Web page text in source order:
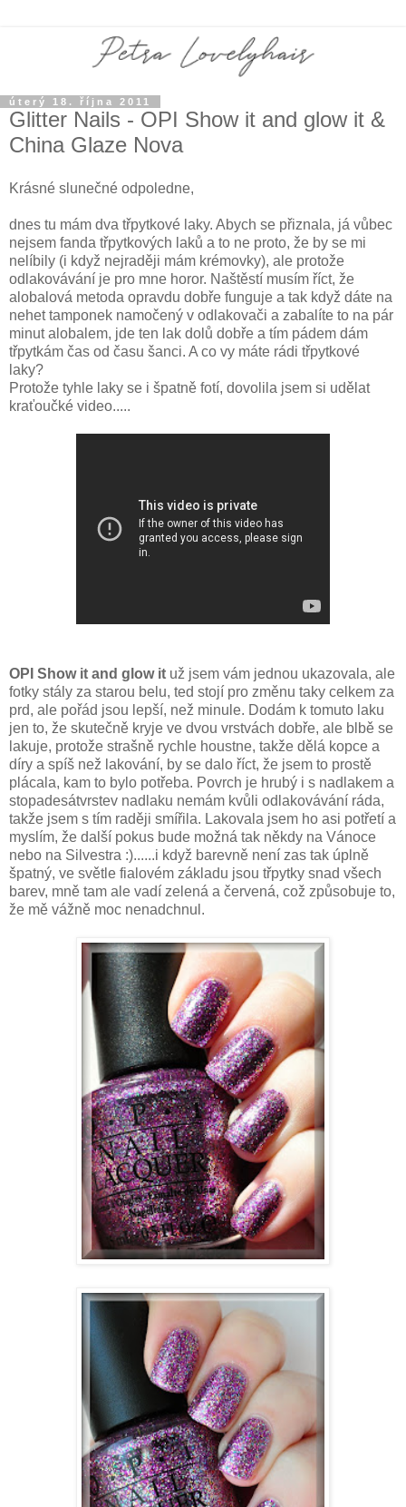
úterý 18. října 2011
Glitter Nails - OPI Show it and glow it &
China Glaze Nova
Krásné slunečné odpoledne,
dnes tu mám dva třpytkové laky. Abych se přiznala, já vůbec
nejsem fanda třpytkových laků a to ne proto, že by se mi
nelíbily (i když nejraději mám krémovky), ale protože
odlakovávání je pro mne horor. Naštěstí musím říct, že
alobalová metoda opravdu dobře funguje a tak když dáte na
nehet tamponek namočený v odlakovači a zabalíte to na pár
minut alobalem, jde ten lak dolů dobře a tím pádem dám
třpytkám čas od času šanci. A co vy máte rádi třpytkové
laky?
Protože tyhle laky se i špatně fotí, dovolila jsem si udělat
kraťoučké video.....
OPI Show it and glow it už jsem vám jednou ukazovala, ale
fotky stály za starou belu, ted stojí pro změnu taky celkem za
prd, ale pořád jsou lepší, než minule. Dodám k tomuto laku
jen to, že skutečně kryje ve dvou vrstvách dobře, ale blbě se
lakuje, protože strašně rychle houstne, takže dělá kopce a
díry a spíš než lakování, by se dalo říct, že jsem to prostě
plácala, kam to bylo potřeba. Povrch je hrubý i s nadlakem a
stopadesátvrstev nadlaku nemám kvůli odlakovávání ráda,
takže jsem s tím raději smířila. Lakovala jsem ho asi potřetí a
myslím, že další pokus bude možná tak někdy na Vánoce
nebo na Silvestra :)......i když barevně není zas tak úplně
špatný, ve světle fialovém základu jsou třpytky snad všech
barev, mně tam ale vadí zelená a červená, což způsobuje to,
že mě vážně moc nenadchnul.